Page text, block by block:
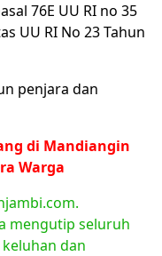
76E UU RI no 35
UU RI No 23 Tahun
penjara dan
di Mandiangin
Warga
mengutip seluruh
dan